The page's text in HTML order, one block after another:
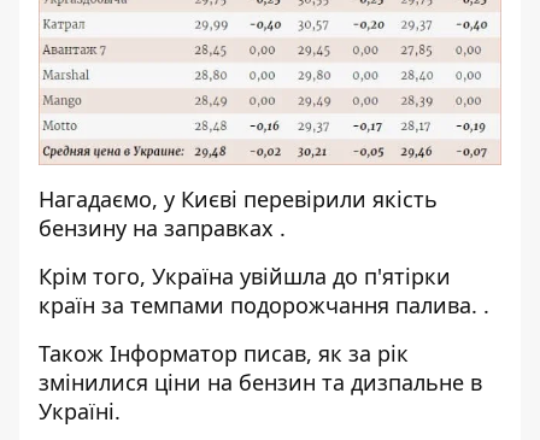
Нагадаємо, у Києві перевірили якість
бензину на заправках .
Крім того, Україна увійшла до п'ятірки
країн за темпами подорожчання палива. .
Також Інформатор писав, як за рік
змінилися ціни на бензин та дизпальне в
Україні.